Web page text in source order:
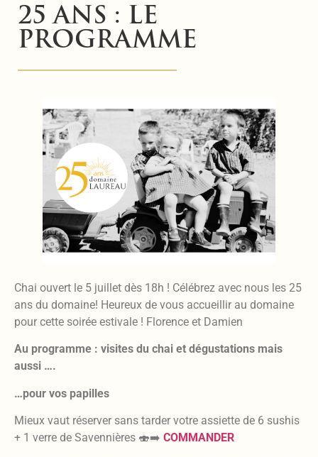
25 ANS : LE
PROGRAMME
Chai ouvert le 5 juillet dès 18h ! Célébrez avec nous les 25
ans du domaine! Heureux de vous accueillir au domaine
pour cette soirée estivale ! Florence et Damien
Au programme : visites du chai et dégustations mais
aussi ….
…pour vos papilles
Mieux vaut réserver sans tarder votre assiette de 6 sushis
+ 1 verre de Savennières 🍣➡️ COMMANDER